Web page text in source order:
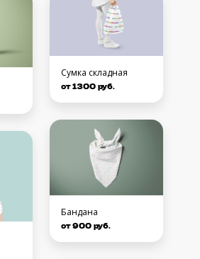
Сумка складная
от 1300 руб.
Бандана
от 900 руб.